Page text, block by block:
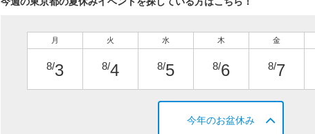
月
8/3
火
8/4
水
8/5
木
8/6
金
8/7
今年のお盆休み